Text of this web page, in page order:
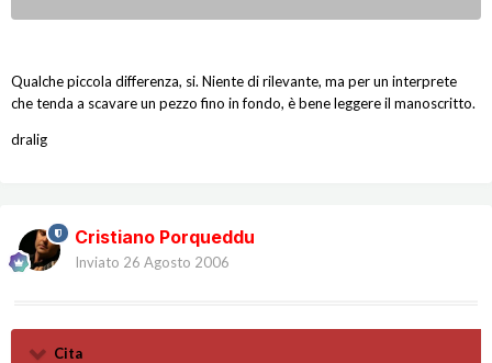
Qualche piccola differenza, si. Niente di rilevante, ma per un interprete
che tenda a scavare un pezzo fino in fondo, è bene leggere il manoscritto.
dralig
Cristiano Porqueddu
Inviato 26 Agosto 2006
Cita